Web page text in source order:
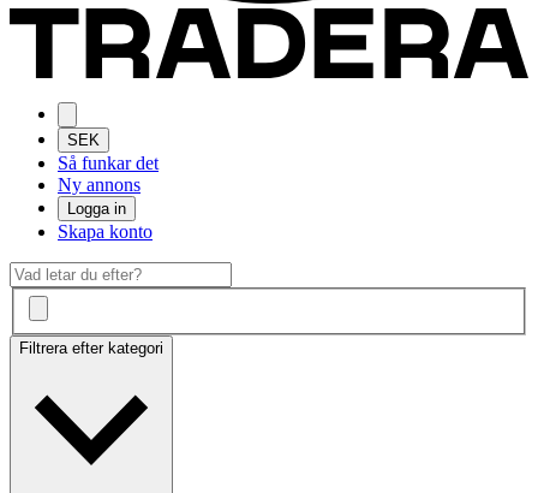
SEK
Så funkar det
Ny annons
Logga in
Skapa konto
Filtrera efter kategori